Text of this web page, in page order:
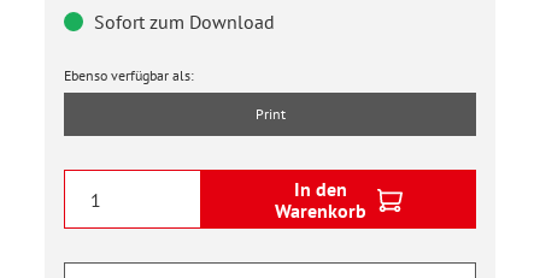
Sofort zum Download
Ebenso verfügbar als:
Print
In den
Warenkorb